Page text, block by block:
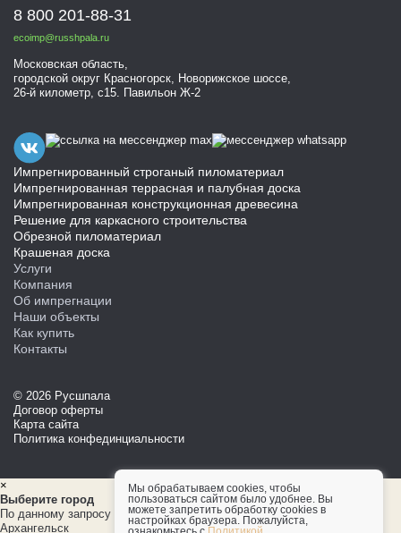
Импрегнированный строганый пиломатериал
Импрегнированная террасная и палубная доска
Импрегнированная конструкционная древесина
Решение для каркасного строительства
Обрезной пиломатериал
Крашеная доска
Услуги
Компания
Об импрегнации
Наши объекты
Как купить
Контакты
8 800 201-88-31
ecoimp@russhpala.ru
Московская область,
городской округ Красногорск, Новорижское шоссе,
26-й километр, с15. Павильон Ж-2
© 2026 Русшпала
Договор оферты
Карта сайта
Политика конфединциальности
×
Выберите город
По данному запросу ни одного города не найдено!
Архангельск
Мы обрабатываем cookies, чтобы
пользоваться сайтом было удобнее. Вы
можете запретить обработку cookies в
настройках браузера. Пожалуйста,